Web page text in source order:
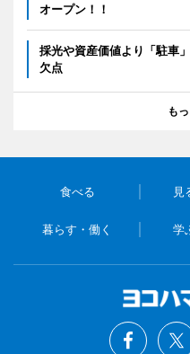
オープン！！
採光や資産価値より「駐車
欠点
も
食べる 見
暮らす・働く 学